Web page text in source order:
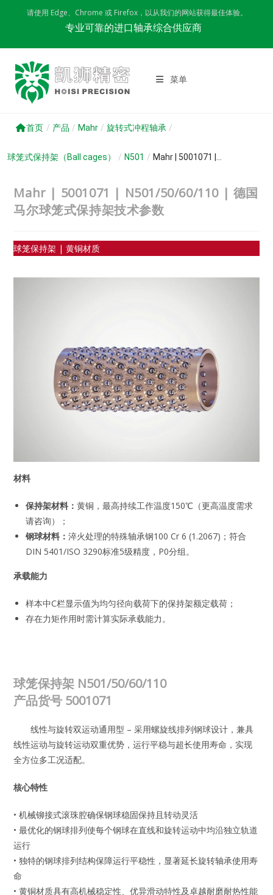
请使用 Edge、Chrome 或 Firefox，以从我们的网站获得最佳体验。
专业可靠的进口轴承综合供应商
菜单
首页 / 产品 / Mahr / 旋转式冲程轴承 /
球笼式保持架（Ball cages） / N501 / Mahr | 5001071 |...
Mahr | 5001071 | N501/50/60/110 | 德国
马尔球笼式保持架技术参数
球笼保持架 | 黄铜材质
材料
保持架材料：黄铜，最高持续工作温度150℃（更高温度需求
请咨询）；
钢球材料：淬火处理的特殊轴承钢100 Cr 6 (1.2067)；符合
DIN 5401/ISO 3290标准5级精度，P0分组。
承载能力
样本中C栏显示值为均匀径向载荷下的保持架额定载荷；
存在力矩作用时需计算实际承载能力。
球笼保持架 N501/50/60/110
产品货号 5001071
线性与旋转双运动通用型 – 采用螺旋线排列钢球设计，兼具
线性运动与旋转运动双重优势，运行平稳与超长使用寿命，实现
全方位多工况适配。
核心特性
• 机械铆接式滚珠腔确保钢球稳固保持且转动灵活
• 最优化的钢球排列使每个钢球在直线和旋转运动中均沿独立轨道
运行
• 独特的钢球排列结构保障运行平稳性，显著延长旋转轴承使用寿
命
• 黄铜材质具有高机械稳定性、优异滑动特性及卓越耐磨耐热性能